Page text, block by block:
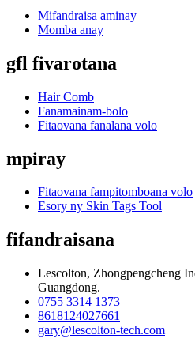
Mifandraisa aminay
Momba anay
gfl fivarotana
Hair Comb
Fanamainam-bolo
Fitaovana fanalana volo
mpiray
Fitaovana fampitomboana volo
Esory ny Skin Tags Tool
fifandraisana
Lescolton, Zhongpengcheng
Guangdong.
0755 3314 1373
8618124027661
gary@lescolton-tech.com